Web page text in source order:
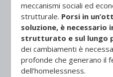
meccanismi sociali ed
strutturale. Porsi in
soluzione, è necessario
strutturato e sul lungo
dei cambiamenti è
profonde che generano il
dell’homelessness.